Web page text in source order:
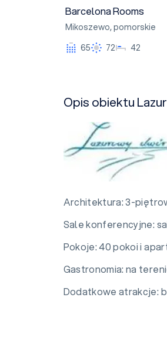
Barcelona Rooms
Mikoszewo,pomorskie
65
72 42
Opis obiektu
Architektura: 3-
Sale konferencyjne:
Pokoje: 40 pokoi i
Gastronomia: na
Dodatkowe atrakcje: